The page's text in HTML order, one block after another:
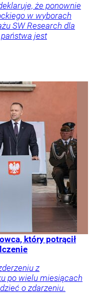
że ponownie
w wyborach
SW Research dla
państwa jest
który potrącił
z
po wielu miesiącach
o zdarzeniu.